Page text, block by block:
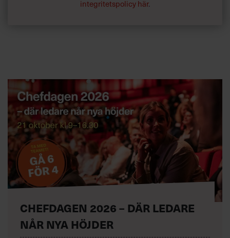
integritetspolicy här.
CHEFDAGEN 2026 – DÄR LEDARE
NÅR NYA HÖJDER